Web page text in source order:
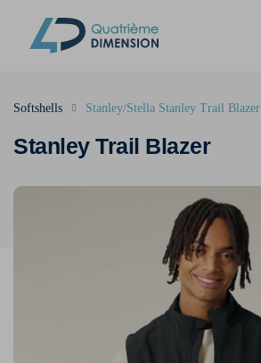
Stanley Trail Blazer
Softshells Stanley/Stella Stanley Trail Blazer